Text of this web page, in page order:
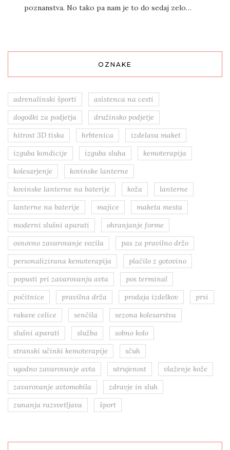
poznanstva. No tako pa nam je to do sedaj zelo…
OZNAKE
adrenalinski športi
asistenca na cesti
dogodki za podjetja
družinsko podjetje
hitrost 3D tiska
hrbtenica
izdelava maket
izguba kondicije
izguba sluha
kemoterapija
kolesarjenje
kovinske lanterne
kovinske lanterne na baterije
koža
lanterne
lanterne na baterije
majice
maketa mesta
moderni slušni aparati
ohranjanje forme
osnovno zavarovanje vozila
pas za pravilno držo
personalizirana kemoterapija
plačilo z gotovino
popusti pri zavarovanju avta
pos terminal
počitnice
pravilna drža prodaja izdelkov
prsi
rakave celice
senčila
sezona kolesarstva
slušni aparati
služba
sobno kolo
stranski učinki kemoterapije
sčuh
ugodno zavarovanje avta
utrujenost
vlaženje kože
zavarovanje avtomobila
zdravje in sluh
zunanja razsvetljava
šport